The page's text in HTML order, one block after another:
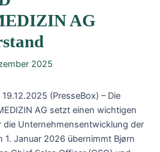
AG
2025
(PresseBox) – Die
AG setzt einen wichtigen
Unternehmensentwicklung der
1. Januar 2026 übernimmt Bjørn